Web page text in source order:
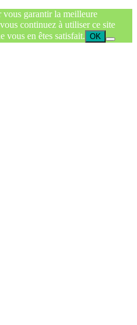
garantir la meilleure
continuez à utiliser ce site
vous en êtes satisfait. OK